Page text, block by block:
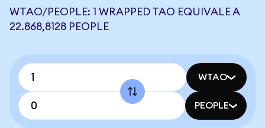
WTAO/PEOPLE: 1 WRAPPED TAO EQUIVALE A
22.868,8128 PEOPLE
WTAO
PEOPLE